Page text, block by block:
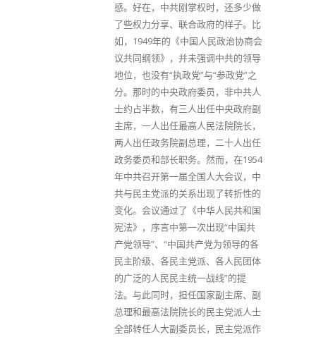
感。好在，中共刚掌权时，还多少做
了些权力分享、联合政府的样子。比
如，1949年的《中国人民政治协商会
议共同纲领》，并未强调中共的领导
地位，也没有“执政党”与“参政党”之
分。那时的中央政府委员，非中共人
士约占半数，有三人出任中央政府副
主席，一人出任最高人民法院院长，
两人出任政务院副总理，二十人出任
政务委员和部长职务。然而，在1954
年中共召开第一届全国人大会议，中
共与民主党派的关系出现了转折性的
变化。会议通过了《中华人民共和国
宪法》，序言中第一次出现“中国共
产党领导”、“中国共产党为领导的各
民主阶级、各民主党派、各人民团体
的广泛的人民民主统一战线”的提
法。与此同时，担任国家副主席、副
总理和最高法院院长的民主党派人士
全部转任人大副委员长，民主党派作